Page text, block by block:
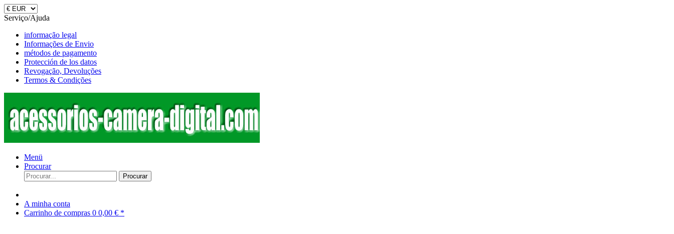
Serviço/Ajuda
informação legal
Informações de Envio
métodos de pagamento
Protección de los datos
Revogação, Devoluções
Termos & Condições
Menü
Procurar
Procurar
A minha conta
Carrinho de compras 0 0,00 € *